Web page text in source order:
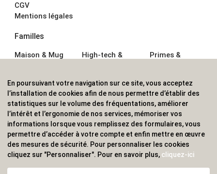
CGV
Mentions légales
Familles
Maison & Mug
Écriture
Bagagerie sacs
High-tech &
Sport &
Outdoor
Enfant
Primes &
Boisson
Textile &
Casquette
Accessoires de
bureau
ALVS, fournisseur d'objets publicitaires, pour les
professionnels. Une implantation nationale, une
couverture internationale.
En poursuivant votre navigation sur ce site, vous acceptez
l’installation de cookies afin de nous permettre d’établir des
statistiques sur le volume des fréquentations, améliorer
l’intérêt et l’ergonomie de nos services, mémoriser vos
informations lorsque vous remplissez des formulaires, vous
permettre d’accéder à votre compte et enfin mettre en œuvre
des mesures de sécurité. Pour personnaliser les cookies
cliquez sur "Personnaliser". Pour en savoir plus, cliquez-ici